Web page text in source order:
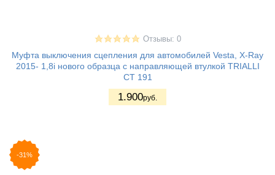
Отзывы: 0
Муфта выключения сцепления для автомобилей Vesta, X-Ray
2015- 1,8i нового образца с направляющей втулкой TRIALLI
CT 191
1.900руб.
-31%